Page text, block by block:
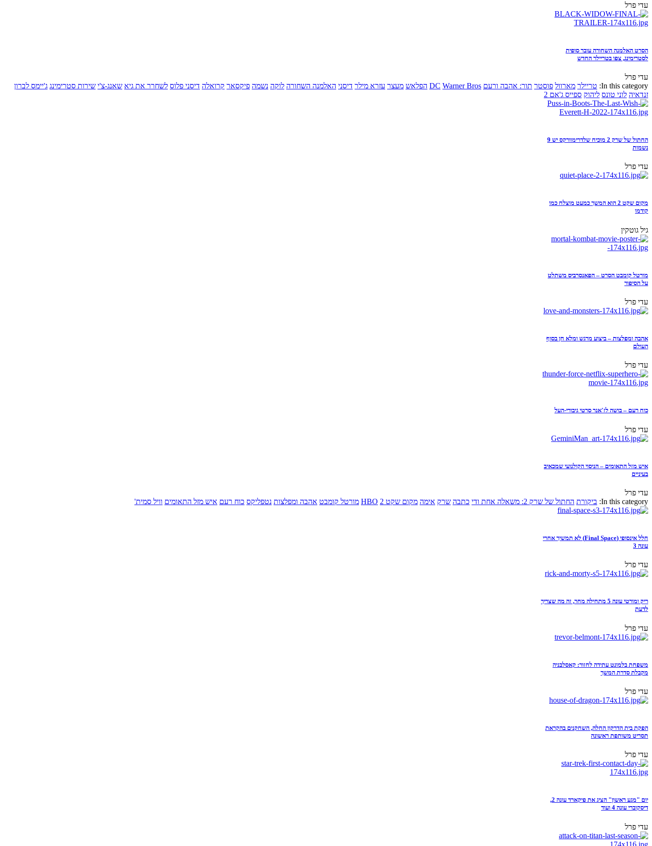
עדי פרל
הסרט האלמנה השחורה עובר סופית
לסטרימינג, צפו בטריילר החדש
עדי פרל
In this category: טריילר מארוול פוסטר תור: אהבה ורעם DC Warner Bros הפלאש מעצר עזרא מילר דיסני האלמנה השחורה לוקה נשמה פיקסאר קרואלה דיסני פלוס לשחרר את גיא שאנג-צ'י שירות סטרימינג ג'יימס לברון
זנדאיה לוני טונס ליהוק ספייס ג'אם 2
החתול של שרק 2 מוכיח שלדרימוורקס יש 9
נשמות
עדי פרל
מקום שקט 2 הוא המשך כמעט מוצלח כמו
קודמו
גיל גוטקין
מורטל קומבט הסרט – הפאנסרביס משתלט
על הסיפור
עדי פרל
אהבה ומפלצות – ביצוע מרגש ומלא חן בסוף
העולם
עדי פרל
כוח רעם – בושה לז'אנר סרטי גיבורי-העל
עדי פרל
איש מזל התאומים – הניסוי הקולנועי שמכאיב
בעיניים
עדי פרל
In this category: ביקורת החתול של שרק 2: משאלה אחת ודי כתבה שרק אימה מקום שקט 2 HBO מורטל קומבט אהבה ומפלצות נטפליקס כוח רעם איש מזל התאומים וויל סמית'
חלל אינסופי (Final Space) לא תמשיך אחרי
עונה 3
עדי פרל
ריק ומורטי עונה 5 מתחילה מחר, זה מה שצריך
לדעת
עדי פרל
משפחת בלמונט עתידה לחזור: קאסלבניה
מקבלת סדרת המשך
עדי פרל
הפקת בית הדרקון החלה, השחקנים בהקראת
תסריט משותפת ראשונה
עדי פרל
יום "מגע ראשון" הציג את פיקארד עונה 2,
דיסקוברי עונה 4 ועוד
עדי פרל